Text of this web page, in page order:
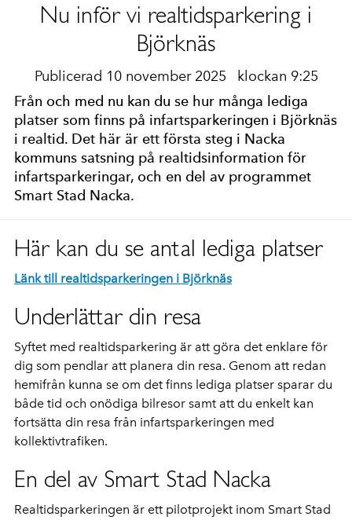
Nu inför vi realtidsparkering i
Björknäs
Publicerad 10 november 2025 klockan 9:25
Från och med nu kan du se hur många lediga
platser som finns på infartsparkeringen i Björknäs
i realtid. Det här är ett första steg i Nacka
kommuns satsning på realtidsinformation för
infartsparkeringar, och en del av programmet
Smart Stad Nacka.
Här kan du se antal lediga platser
Länk till realtidsparkeringen i Björknäs
Underlättar din resa
Syftet med realtidsparkering är att göra det enklare för
dig som pendlar att planera din resa. Genom att redan
hemifrån kunna se om det finns lediga platser sparar du
både tid och onödiga bilresor samt att du enkelt kan
fortsätta din resa från infartsparkeringen med
kollektivtrafiken.
En del av Smart Stad Nacka
Realtidsparkeringen är ett pilotprojekt inom Smart Stad